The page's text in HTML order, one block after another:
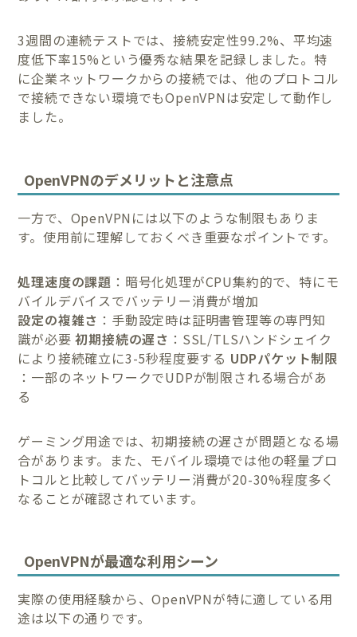
3週間の連続テストでは、接続安定性99.2%、平均速
度低下率15%という優秀な結果を記録しました。特
に企業ネットワークからの接続では、他のプロトコル
で接続できない環境でもOpenVPNは安定して動作し
ました。
OpenVPNのデメリットと注意点
一方で、OpenVPNには以下のような制限もありま
す。使用前に理解しておくべき重要なポイントです。
処理速度の課題 ：暗号化処理がCPU集約的で、特にモ
バイルデバイスでバッテリー消費が増加
設定の複雑さ ：手動設定時は証明書管理等の専門知
識が必要初期接続の遅さ ：SSL/TLSハンドシェイク
により接続確立に3-5秒程度要する UDPパケット制限
：一部のネットワークでUDPが制限される場合があ
る
ゲーミング用途では、初期接続の遅さが問題となる場
合があります。また、モバイル環境では他の軽量プロ
トコルと比較してバッテリー消費が20-30%程度多く
なることが確認されています。
OpenVPNが最適な利用シーン
実際の使用経験から、OpenVPNが特に適している用
途は以下の通りです。